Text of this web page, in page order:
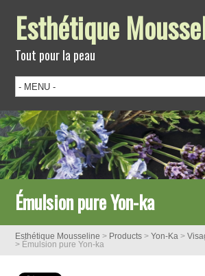
Esthétique
Tout pour la peau
Émulsion pure Yon-ka
Esthétique Mousseline > Products >Yon-Ka >
> Émulsion pure Yon-ka